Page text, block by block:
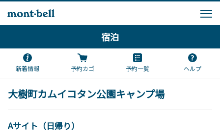
宿泊
新着情報 予約カゴ 予約一覧 ヘルプ
大樹町カムイコタン公園キャンプ場
Aサイト（日帰り）